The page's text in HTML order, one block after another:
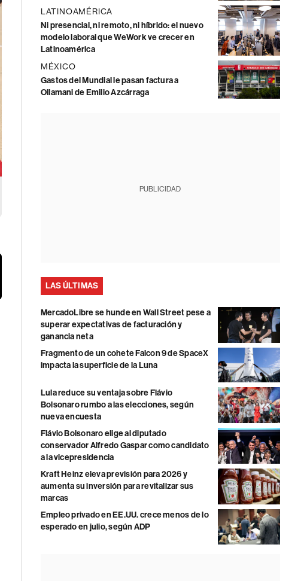
LATINOAMÉRICA
Ni presencial, ni remoto, ni híbrido: el nuevo
modelo laboral que WeWork ve crecer en
Latinoamérica
MÉXICO
Gastos del Mundial le pasan factura a
Ollamani de Emilio Azcárraga
PUBLICIDAD
LAS ÚLTIMAS
MercadoLibre se hunde en Wall Street pese a
superar expectativas de facturación y
ganancia neta
Fragmento de un cohete Falcon 9 de SpaceX
impacta la superficie de la Luna
Lula reduce su ventaja sobre Flávio
Bolsonaro rumbo a las elecciones, según
nueva encuesta
Flávio Bolsonaro elige al diputado
conservador Alfredo Gaspar como candidato
a la vicepresidencia
Kraft Heinz eleva previsión para 2026 y
aumenta su inversión para revitalizar sus
marcas
Empleo privado en EE.UU. crece menos de lo
esperado en julio, según ADP